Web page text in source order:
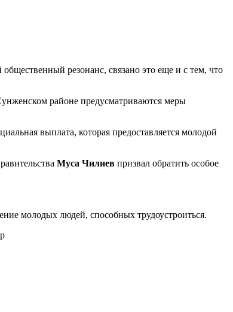
резонанс, связано это еще и с тем, что
районе предусматриваются меры
выплата, которая предоставляется молодой
Муса Чилиев призвал обратить особое
молодых людей, способных трудоустроиться.